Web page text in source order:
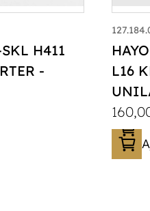
H411
-
L16